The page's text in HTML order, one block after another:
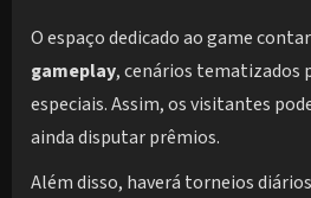
O espaço dedicado ao game
gameplay, cenários tematizados
especiais. Assim, os visitantes
ainda disputar prêmios.
Além disso, haverá torneios diários